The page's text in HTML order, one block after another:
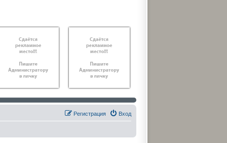
Вход
Регистрация